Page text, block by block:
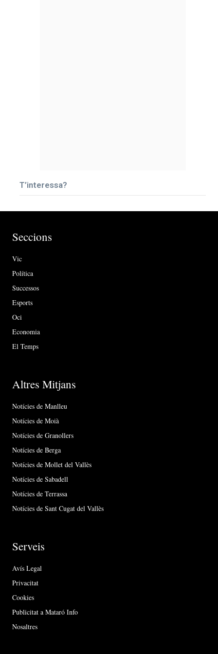
T’interessa?
Seccions
Vic
Política
Successos
Esports
Oci
Economia
El Temps
Altres Mitjans
Notícies de Manlleu
Notícies de Moià
Notícies de Granollers
Notícies de Berga
Notícies de Mollet del Vallès
Notícies de Sabadell
Notícies de Terrassa
Notícies de Sant Cugat del Vallès
Serveis
Avís Legal
Privacitat
Cookies
Publicitat a Mataró Info
Nosaltres